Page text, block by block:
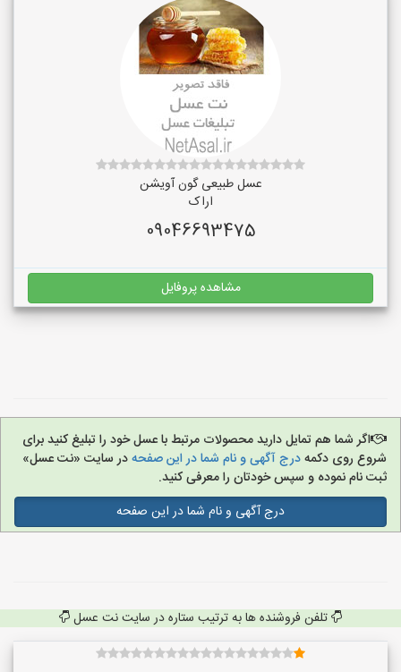
عسل طبیعی گون آویشن
اراک
09046693475
مشاهده پروفایل
اگر شما هم تمایل دارید محصولات مرتبط با عسل خود را تبلیغ کنید برای
شروع روی دکمهدرج آگهی و نام شما در این صفحهدر سایت «نت عسل»
ثبت نام نموده و سپس خودتان را معرفی کنید.
درج آگهی و نام شما در این صفحه
تلفن فروشنده ها به ترتیب ستاره در سایت نت عسل